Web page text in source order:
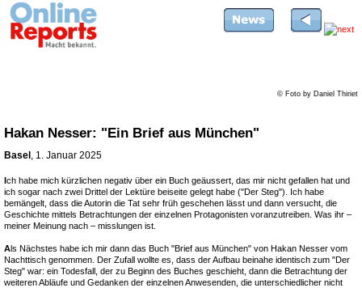
© Foto by Daniel Thiriet
Hakan Nesser: "Ein Brief aus München"
Basel , 1. Januar 2025
Ich habe mich kürzlichen negativ über ein Buch geäussert, das mir nicht gefallen hat und
ich sogar nach zwei Drittel der Lektüre beiseite gelegt habe ("Der Steg"). Ich habe
bemängelt, dass die Autorin die Tat sehr früh geschehen lässt und dann versucht, die
Geschichte mittels Betrachtungen der einzelnen Protagonisten voranzutreiben. Was ihr –
meiner Meinung nach – misslungen ist.
Als Nächstes habe ich mir dann das Buch "Brief aus München" von Hakan Nesser vom
Nachttisch genommen. Der Zufall wollte es, dass der Aufbau beinahe identisch zum "Der
Steg" war: ein Todesfall, der zu Beginn des Buches geschieht, dann die Betrachtung der
weiteren Abläufe und Gedanken der einzelnen Anwesenden, die unterschiedlicher nicht